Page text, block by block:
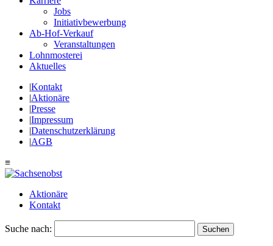
Jobs
Initiativbewerbung
Ab-Hof-Verkauf
Veranstaltungen
Lohnmosterei
Aktuelles
|Kontakt
|Aktionäre
|Presse
|Impressum
|Datenschutzerklärung
|AGB
≡
Aktionäre
Kontakt
Suche nach: Suchen